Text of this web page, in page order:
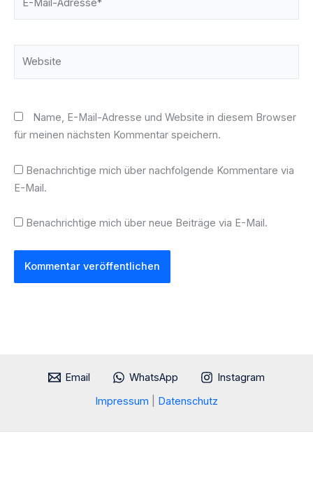
Name, E-Mail-Adresse und Website in diesem Browser
für meinen nächsten Kommentar speichern.
Benachrichtige mich über nachfolgende Kommentare via
E-Mail.
Benachrichtige mich über neue Beiträge via E-Mail.
Email WhatsApp
Instagram
Impressum
Datenschutz